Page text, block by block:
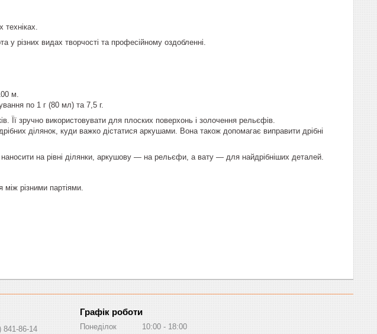
різних видах творчості та професійному оздобленні.
м.
по 1 г (80 мл) та 7,5 г.
Її зручно використовувати для плоских поверхонь і золочення рельєфів.
ділянок, куди важко дістатися аркушами. Вона також допомагає виправити дрібні
на рівні ділянки, аркушову — на рельєфи, а вату — для найдрібніших деталей.
між різними партіями.
841-86-14
Графік роботи
Понеділок 10:00
18:00